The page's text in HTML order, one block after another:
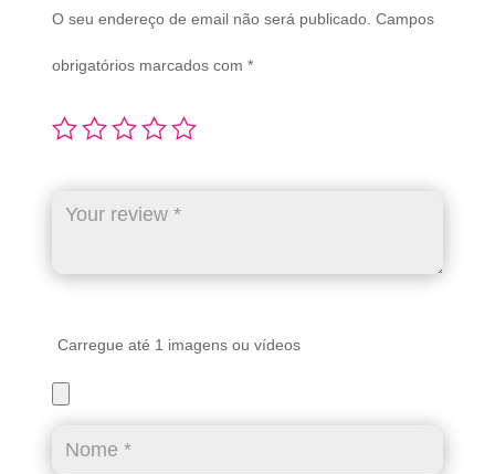
O seu endereço de email não será publicado. Campos
obrigatórios marcados com *
Carregue até 1 imagens ou vídeos